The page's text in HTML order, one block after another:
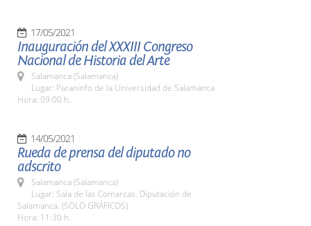
17/05/2021
Inauguración del XXXIII Congreso
Nacional de Historia del Arte
Salamanca (Salamanca)
Lugar: Paraninfo de la Universidad de Salamanca
Hora: 09:00 h.
14/05/2021
Rueda de prensa del diputado no
adscrito
Salamanca (Salamanca)
Lugar: Sala de las Comarcas. Diputación de
Salamanca. (SOLO GRÁFICOS)
Hora: 11:30 h.